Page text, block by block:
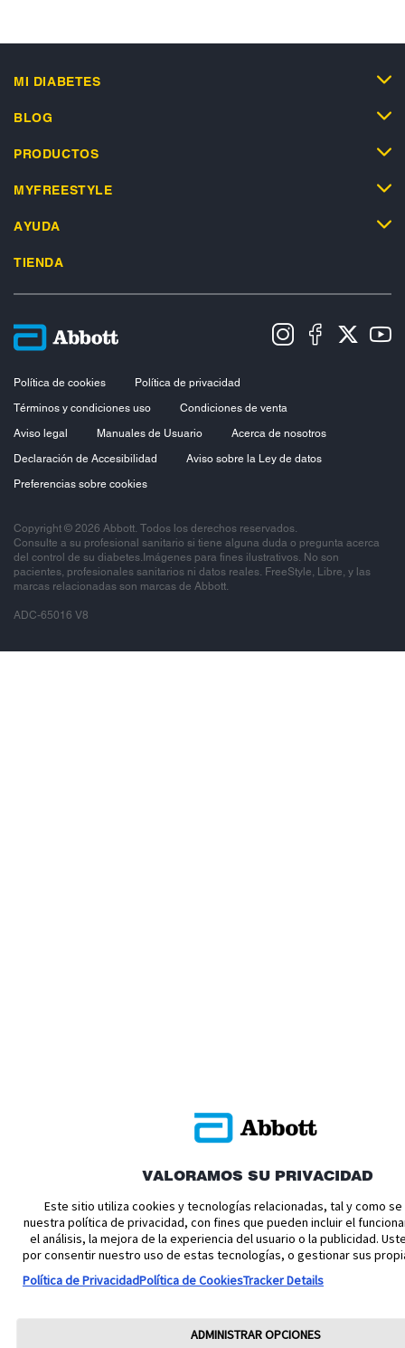
MI DIABETES
BLOG
PRODUCTOS
MYFREESTYLE
AYUDA
TIENDA
Política de cookies
Política de privacidad
Términos y condiciones uso
Condiciones de venta
Aviso legal
Manuales de Usuario
Acerca de nosotros
Declaración de Accesibilidad
Aviso sobre la Ley de datos
Preferencias sobre cookies
Copyright © 2026 Abbott. Todos los derechos reservados.
Consulte a su profesional sanitario si tiene alguna duda o pregunta acerca
del control de su diabetes.Imágenes para fines ilustrativos. No son
pacientes, profesionales sanitarios ni datos reales. FreeStyle, Libre, y las
marcas relacionadas son marcas de Abbott.
ADC-65016 V8
VALORAMOS SU PRIVACIDAD
Este sitio utiliza cookies y tecnologías relacionadas, tal y como
nuestra política de privacidad, con fines que pueden incluir el
el análisis, la mejora de la experiencia del usuario o la publicidad.
por consentir nuestro uso de estas tecnologías, o gestionar sus
Política de PrivacidadPolítica de CookiesTracker Details
ADMINISTRAR OPCIONES